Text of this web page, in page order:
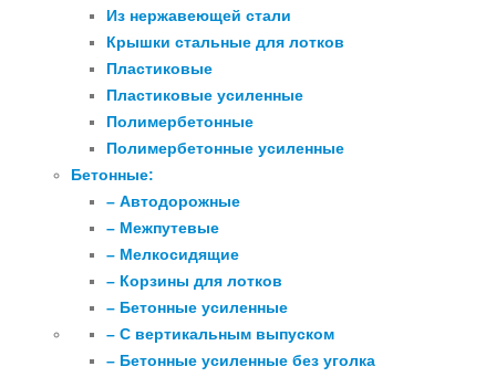
Из нержавеющей стали
Крышки стальные для лотков
Пластиковые
Пластиковые усиленные
Полимербетонные
Полимербетонные усиленные
Бетонные:
– Автодорожные
– Межпутевые
– Мелкосидящие
– Корзины для лотков
– Бетонные усиленные
– С вертикальным выпуском
– Бетонные усиленные без уголка